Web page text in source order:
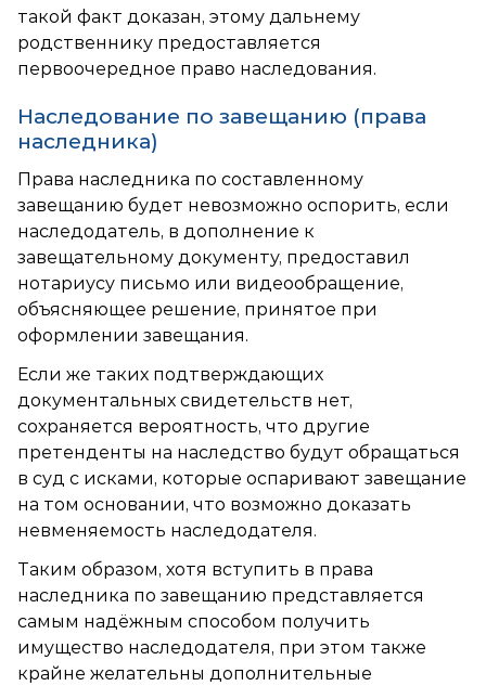
такой факт доказан, этому дальнему
родственнику предоставляется
первоочередное право наследования.
Наследование по завещанию (права
наследника)
Права наследника по составленному
завещанию будет невозможно оспорить, если
наследодатель, в дополнение к
завещательному документу, предоставил
нотариусу письмо или видеообращение,
объясняющее решение, принятое при
оформлении завещания.
Если же таких подтверждающих
документальных свидетельств нет,
сохраняется вероятность, что другие
претенденты на наследство будут обращаться
в суд с исками, которые оспаривают завещание
на том основании, что возможно доказать
невменяемость наследодателя.
Таким образом, хотя вступить в права
наследника по завещанию представляется
самым надёжным способом получить
имущество наследодателя, при этом также
крайне желательны дополнительные